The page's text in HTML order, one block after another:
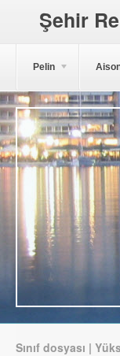
Şehir
Pelin
Sınıf dosyası |